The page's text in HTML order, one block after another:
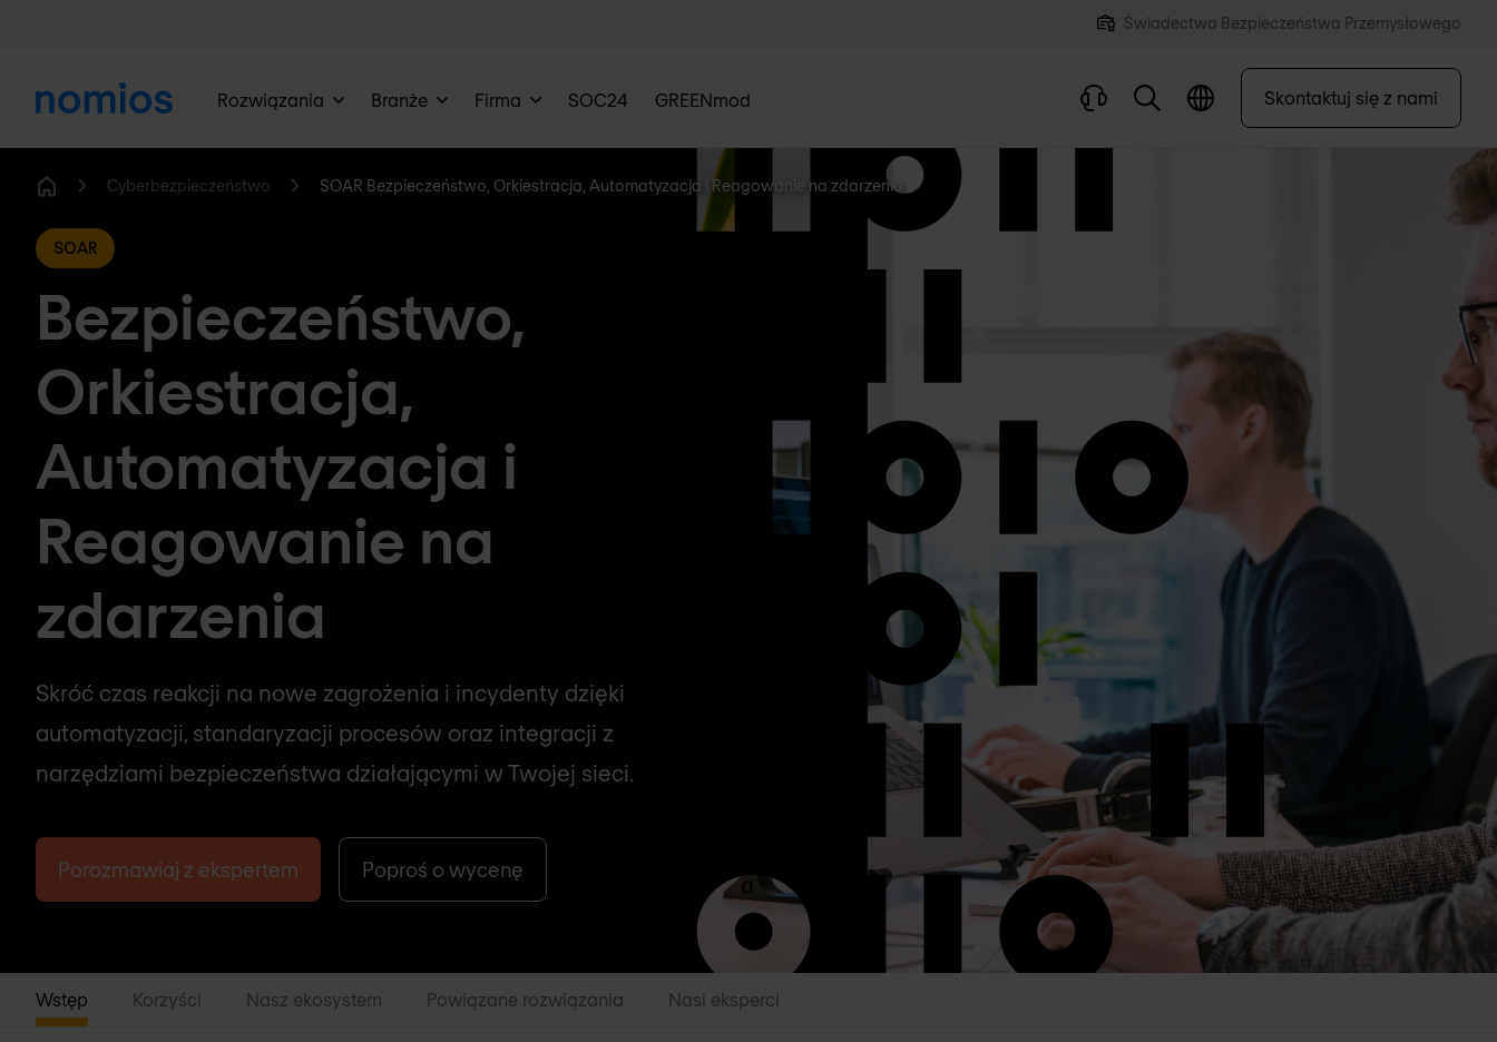
Świadectwa Bezpieczeństwa Przemysłowego
Rozwiązania Branże Firma SOC24 GREENmod Skontaktuj się z nami
Cyberbezpieczeństwo SOAR Bezpieczeństwo, Orkiestracja, Automatyzacja i Reagowanie na zdarzenia
SOAR
Bezpieczeństwo,
Orkiestracja,
Automatyzacja i
Reagowanie na
zdarzenia
Skróć czas reakcji na nowe zagrożenia i incydenty dzięki
automatyzacji, standaryzacji procesów oraz integracji z
narzędziami bezpieczeństwa działającymi w Twojej sieci.
Porozmawiaj z ekspertem Poproś o wycenę
Wstęp Korzyści Nasz ekosystem Powiązane rozwiązania Nasi eksperci